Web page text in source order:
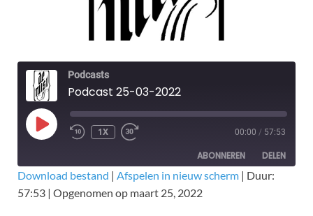
Podcasts
Podcast 25-03-2022
1X 00:00 / 57:53
ABONNEREN DELEN
Apple Podcasts CastBox
DELEN
Download bestand | Afspelen in nieuw scherm | Duur:
57:53 | Opgenomen op maart 25, 2022